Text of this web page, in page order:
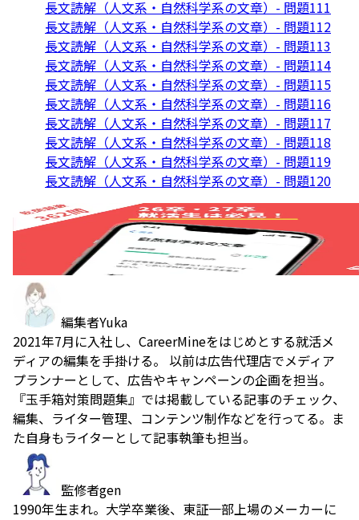
長文読解（人文系・自然科学系の文章）- 問題111
長文読解（人文系・自然科学系の文章）- 問題112
長文読解（人文系・自然科学系の文章）- 問題113
長文読解（人文系・自然科学系の文章）- 問題114
長文読解（人文系・自然科学系の文章）- 問題115
長文読解（人文系・自然科学系の文章）- 問題116
長文読解（人文系・自然科学系の文章）- 問題117
長文読解（人文系・自然科学系の文章）- 問題118
長文読解（人文系・自然科学系の文章）- 問題119
長文読解（人文系・自然科学系の文章）- 問題120
編集者Yuka
2021年7月に入社し、CareerMineをはじめとする就活メ
ディアの編集を手掛ける。 以前は広告代理店でメディア
プランナーとして、広告やキャンペーンの企画を担当。
『玉手箱対策問題集』では掲載している記事のチェック、
編集、ライター管理、コンテンツ制作などを行ってる。ま
た自身もライターとして記事執筆も担当。
監修者gen
1990年生まれ。大学卒業後、東証一部上場のメーカーに